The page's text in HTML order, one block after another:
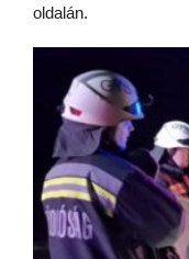
oldalán.